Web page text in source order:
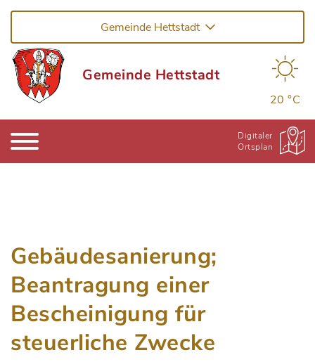
Gemeinde Hettstadt
Gemeinde Hettstadt
20 °C
Digitaler
Ortsplan
Gebäudesanierung;
Beantragung einer
Bescheinigung für
steuerliche Zwecke